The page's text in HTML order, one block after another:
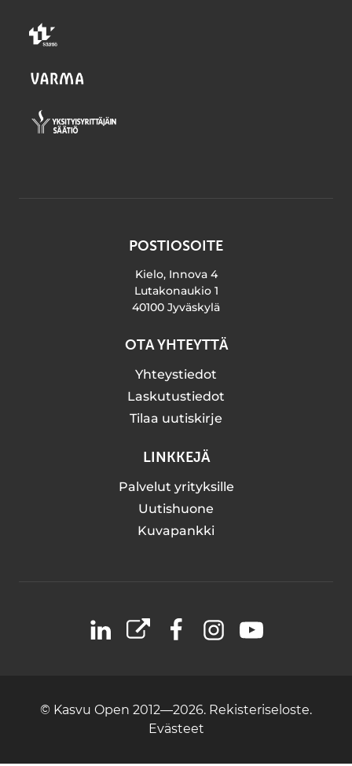
POSTIOSOITE
Kielo, Innova 4
Lutakonaukio 1
40100 Jyväskylä
OTA YHTEYTTÄ
Yhteystiedot
Laskutustiedot
Tilaa uutiskirje
LINKKEJÄ
Palvelut yrityksille
Uutishuone
Kuvapankki
LinkedIn
X FacebookInstagramYouTube
© Kasvu Open 2012—2026. Rekisteriseloste.
Evästeet